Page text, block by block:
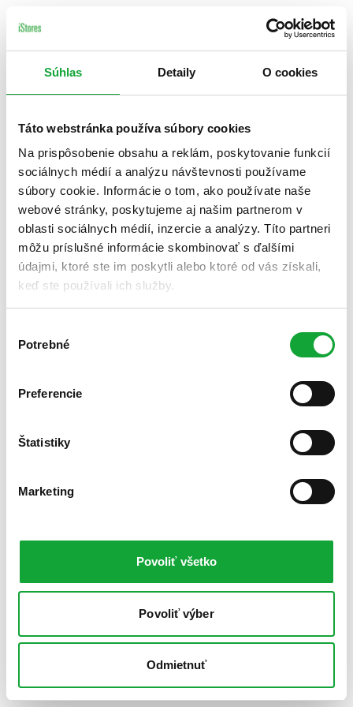
Súhlas Detaily O cookies
Táto webstránka používa súbory cookies
Na prispôsobenie obsahu a reklám, poskytovanie funkcií
sociálnych médií a analýzu návštevnosti používame
súbory cookie. Informácie o tom, ako používate naše
webové stránky, poskytujeme aj našim partnerom v
oblasti sociálnych médií, inzercie a analýzy. Títo partneri
môžu príslušné informácie skombinovať s ďalšími
údajmi, ktoré ste im poskytli alebo ktoré od vás získali,
keď ste používali ich služby.
súhlasu
Potrebné
Preferencie
Štatistiky
Marketing
Povoliť všetko
Povoliť výber
Odmietnuť